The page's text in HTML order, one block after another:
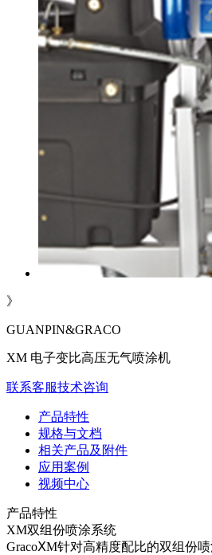
》
GUANPIN&GRACO
XM 电子变比高压无气喷涂机
联系客服技术咨询
产品特性
规格与文档
相关产品及附件
应用案例
视频中心
产品特性
XM双组份喷涂系统
GracoⅩM针对高精度配比的双组份